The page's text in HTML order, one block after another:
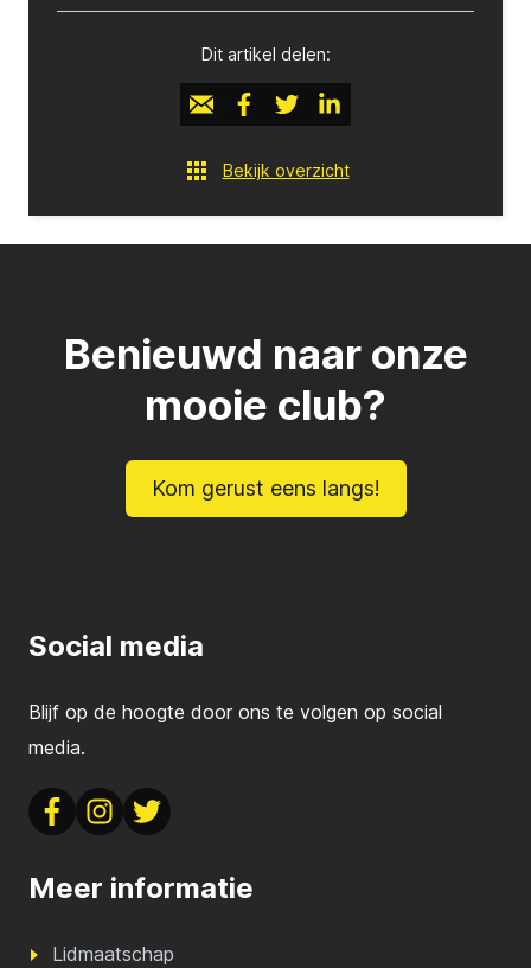
Dit artikel delen:
Bekijk overzicht
Benieuwd naar onze
mooie club?
Kom gerust eens langs!
Social media
Blijf op de hoogte door ons te volgen op social
media.
Meer informatie
Lidmaatschap